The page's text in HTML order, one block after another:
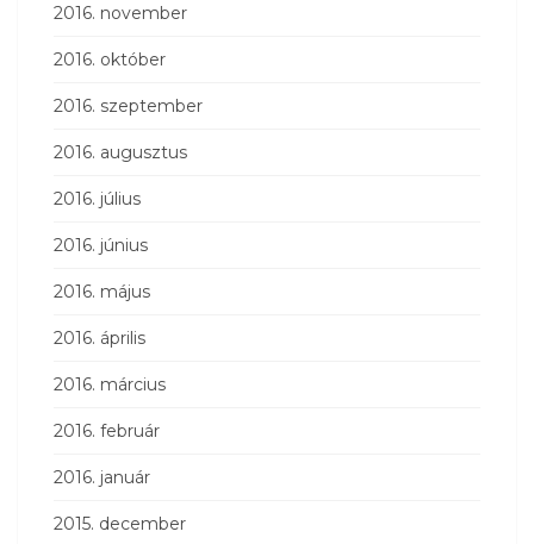
2016. november
2016. október
2016. szeptember
2016. augusztus
2016. július
2016. június
2016. május
2016. április
2016. március
2016. február
2016. január
2015. december